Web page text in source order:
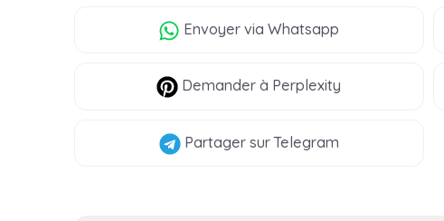
Envoyer via Whatsapp
Demander à Perplexity
Partagersur Telegram